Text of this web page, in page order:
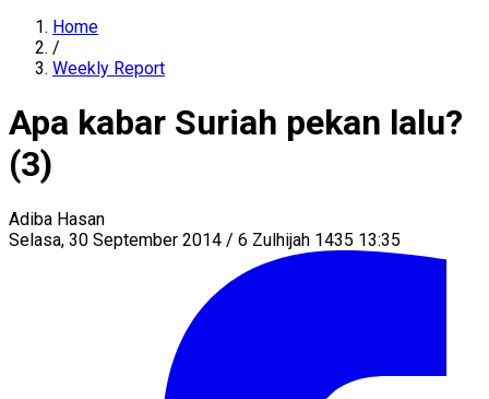
Home
/
Weekly Report
Apa kabar Suriah pekan lalu?
(3)
Adiba Hasan
Selasa, 30 September 2014 / 6 Zulhijah 1435 13:35